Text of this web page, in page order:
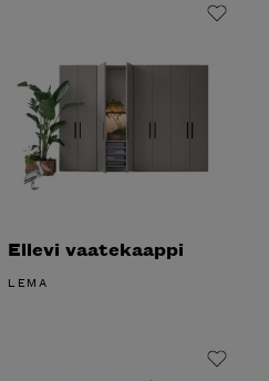
Ellevi vaatekaappi
LEMA